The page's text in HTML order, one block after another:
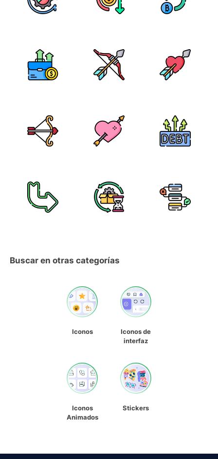
Buscar en otras categorías
Iconos
Iconos de
interfaz
Iconos
Animados
Stickers